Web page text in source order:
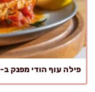
פילה עוף הודי מפנק ב-25 דקות, בלי טיגון עמוק